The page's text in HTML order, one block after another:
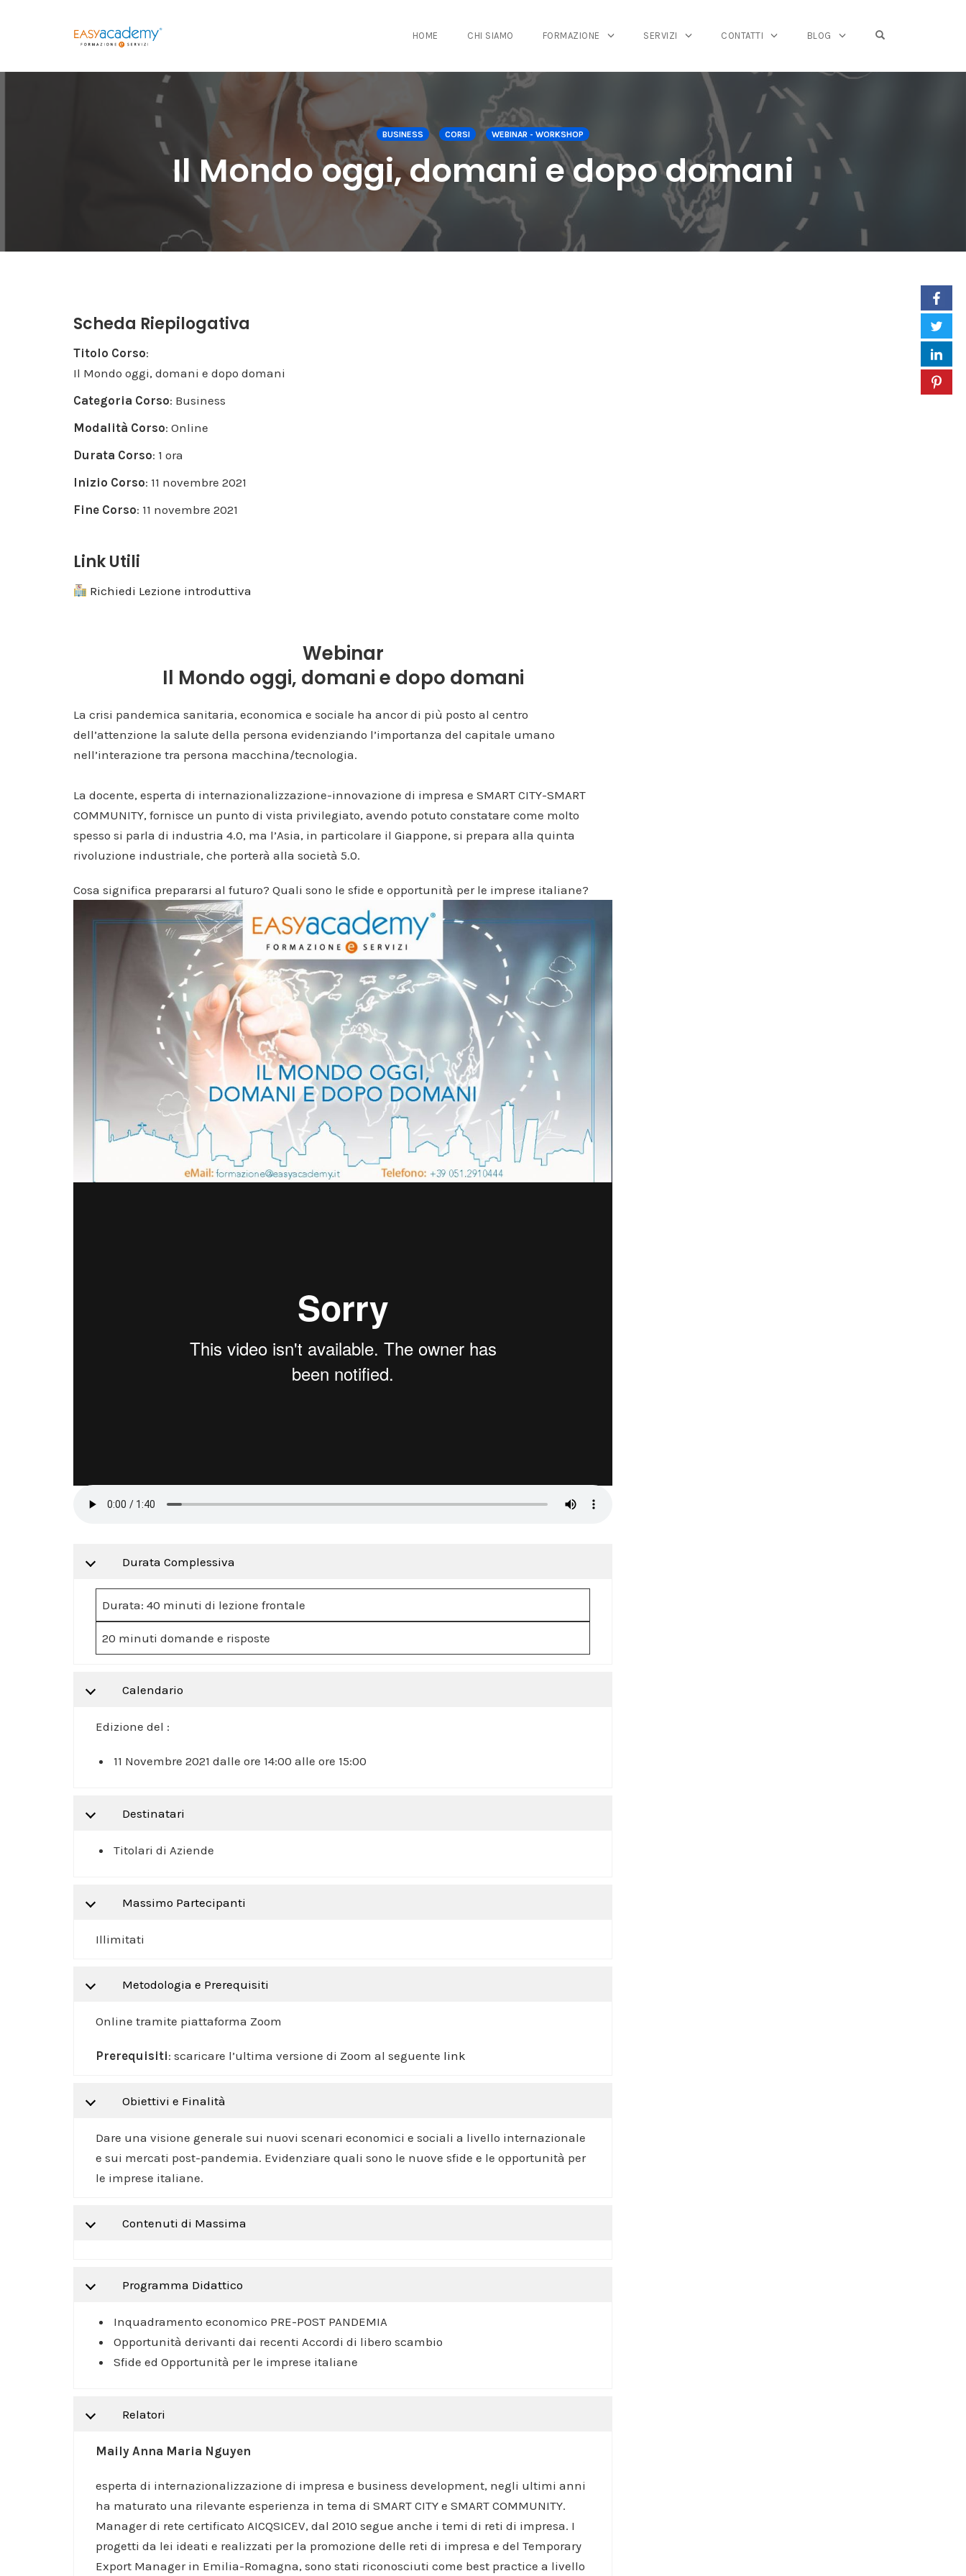
HOME CHI SIAMO FORMAZIONE SERVIZI CONTATTI BLOG
BUSINESS CORSI WEBINAR - WORKSHOP
Il Mondo oggi, domani e dopo domani
Scheda Riepilogativa
Titolo Corso:
Il Mondo oggi, domani e dopo domani
Categoria Corso: Business
Modalità Corso: Online
Durata Corso: 1 ora
Inizio Corso: 11 novembre 2021
Fine Corso: 11 novembre 2021
Link Utili
Richiedi Lezione introduttiva
Webinar
Il Mondo oggi, domani e dopo domani
La crisi pandemica sanitaria, economica e sociale ha ancor di più posto al centro
dell’attenzione la salute della persona evidenziando l’importanza del capitale umano
nell’interazione tra persona macchina/tecnologia.
La docente, esperta di internazionalizzazione-innovazione di impresa e SMART CITY-SMART
COMMUNITY, fornisce un punto di vista privilegiato, avendo potuto constatare come molto
spesso si parla di industria 4.0, ma l’Asia, in particolare il Giappone, si prepara alla quinta
rivoluzione industriale, che porterà alla società 5.0.
Cosa significa prepararsi al futuro? Quali sono le sfide e opportunità per le imprese italiane?
Durata Complessiva
Durata: 40 minuti di lezione frontale
20 minuti domande e risposte
Calendario
Edizione del :
11 Novembre 2021 dalle ore 14:00 alle ore 15:00
Destinatari
Titolari di Aziende
Massimo Partecipanti
Illimitati
Metodologia e Prerequisiti
Online tramite piattaforma Zoom
Prerequisiti: scaricare l’ultima versione di Zoom al seguente link
Obiettivi e Finalità
Dare una visione generale sui nuovi scenari economici e sociali a livello internazionale
e sui mercati post-pandemia. Evidenziare quali sono le nuove sfide e le opportunità per
le imprese italiane.
Contenuti di Massima
Programma Didattico
Inquadramento economico PRE-POST PANDEMIA
Opportunità derivanti dai recenti Accordi di libero scambio
Sfide ed Opportunità per le imprese italiane
Relatori
Maily Anna Maria Nguyen
esperta di internazionalizzazione di impresa e business development, negli ultimi anni
ha maturato una rilevante esperienza in tema di SMART CITY e SMART COMMUNITY.
Manager di rete certificato AICQSICEV, dal 2010 segue anche i temi di reti di impresa. I
progetti da lei ideati e realizzati per la promozione delle reti di impresa e del Temporary
Export Manager in Emilia-Romagna, sono stati riconosciuti come best practice a livello